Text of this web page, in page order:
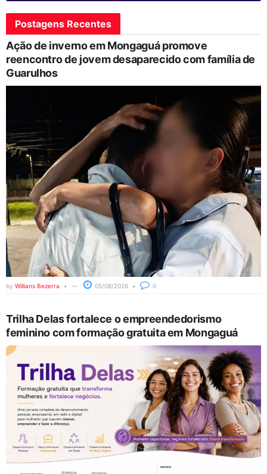
Postagens Recentes
Ação de inverno em Mongaguá promove
reencontro de jovem desaparecido com família de
Guarulhos
by Willians Bezerra 05/08/2026 0
Trilha Delas fortalece o empreendedorismo
feminino com formação gratuita em Mongaguá